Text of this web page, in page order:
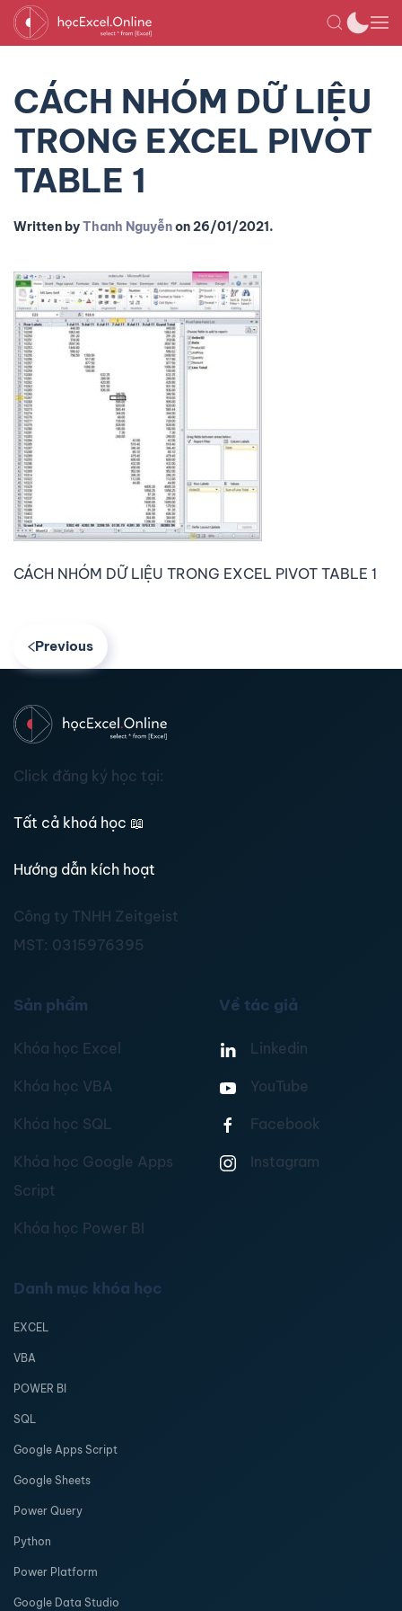
CÁCH NHÓM DỮ LIỆU
TRONG EXCEL PIVOT
TABLE 1
Written byThanh Nguyễnon26/01/2021.
CÁCH NHÓM DỮ LIỆU TRONG EXCEL PIVOT TABLE 1
Previous
Click đăng ký học tại:
Tất cả khoá học 📖
Hướng dẫn kích hoạt
Công ty TNHH Zeitgeist
MST: 0315976395
Sản phẩm
Khóa học Excel
Khóa học VBA
Khóa học SQL
Khóa học Google Apps
Script
Khóa học Power BI
Về tác giả
Linkedin
YouTube
Facebook
Instagram
Danh mục khóa học
EXCEL
VBA
POWER BI
SQL
Google Apps Script
Google Sheets
Power Query
Python
Power Platform
Google Data Studio